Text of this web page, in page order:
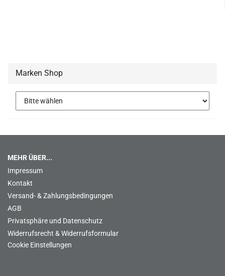
Marken Shop
MEHR ÜBER...
Impressum
Kontakt
Versand- & Zahlungsbedingungen
AGB
Privatsphäre und Datenschutz
Widerrufsrecht & Widerrufsformular
Cookie Einstellungen